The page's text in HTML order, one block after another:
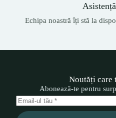
Echipa noastră îți stă la
Noutăți care
Abonează-te pentru